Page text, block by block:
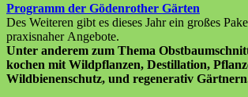
Programm der Gödenrother Gärten
Des Weiteren gibt es dieses Jahr ein großes
praxisnaher Angebote.
Unter anderem zum Thema
kochen mit Wildpflanzen, Destillation,
Wildbienenschutz, und regenerativ